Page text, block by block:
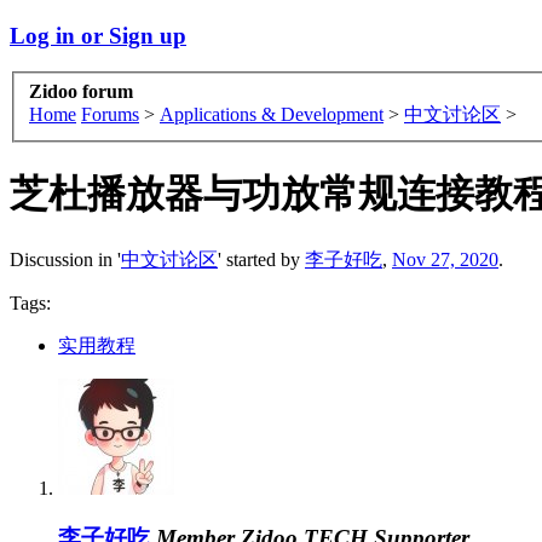
Log in or Sign up
Zidoo forum
Home Forums > Applications & Development > 中文讨论区 >
芝杜播放器与功放常规连接教
Discussion in '中文讨论区' started by 李子好吃, Nov 27, 2020.
Tags:
实用教程